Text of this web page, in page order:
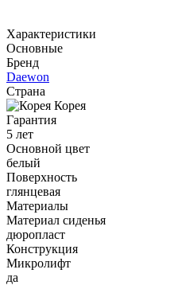
Характеристики
Основные
Бренд
Daewon
Страна
Корея
Гарантия
5 лет
Основной цвет
белый
Поверхность
глянцевая
Материалы
Материал сиденья
дюропласт
Конструкция
Микролифт
да